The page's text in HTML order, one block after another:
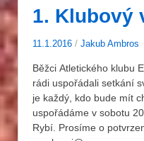
1. Klubový
11.1.2016 / Jakub Ambros
Běžci Atletického klubu
rádi uspořádali setkání
je každý, kdo bude mít
uspořádáme v sobotu
Rybí. Prosíme o